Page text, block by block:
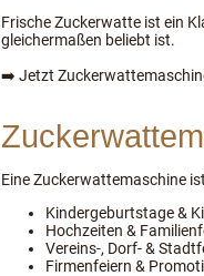
Frische Zuckerwatte ist ein
gleichermaßen beliebt ist.
➡️ Jetzt
Eine Zuckerwattemaschine
Kindergeburtstage &
Hochzeiten &
Vereins-, Dorf- &
Firmenfeiern &